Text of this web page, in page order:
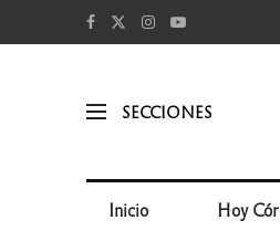
SECCIONES
Inicio Hoy